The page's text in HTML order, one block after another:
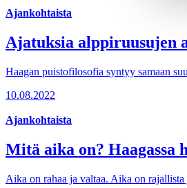
Ajankohtaista
Ajatuksia alppiruusujen
Haagan puistofilosofia syntyy samaan
10.08.2022
Ajankohtaista
Mitä aika on? Haagassa
Aika on rahaa ja valtaa. Aika on rajallista